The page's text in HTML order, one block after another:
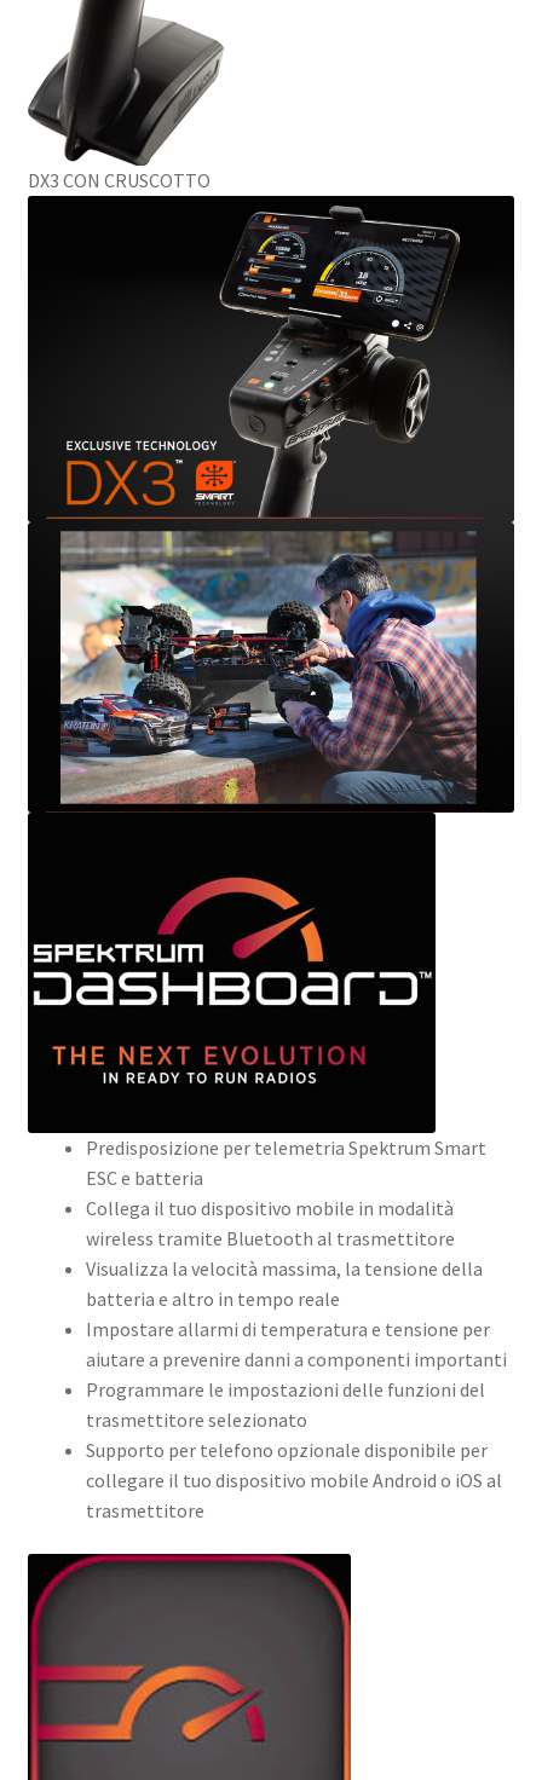
DX3 CON CRUSCOTTO
Predisposizione per telemetria Spektrum Smart
ESC e batteria
Collega il tuo dispositivo mobile in modalità
wireless tramite Bluetooth al trasmettitore
Visualizza la velocità massima, la tensione della
batteria e altro in tempo reale
Impostare allarmi di temperatura e tensione per
aiutare a prevenire danni a componenti importanti
Programmare le impostazioni delle funzioni del
trasmettitore selezionato
Supporto per telefono opzionale disponibile per
collegare il tuo dispositivo mobile Android o iOS al
trasmettitore